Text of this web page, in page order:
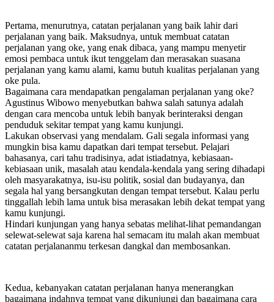
Pertama, menurutnya, catatan perjalanan yang baik lahir dari
perjalanan yang baik. Maksudnya, untuk membuat catatan
perjalanan yang oke, yang enak dibaca, yang mampu menyetir
emosi pembaca untuk ikut tenggelam dan merasakan suasana
perjalanan yang kamu alami, kamu butuh kualitas perjalanan yang
oke pula.
Bagaimana cara mendapatkan pengalaman perjalanan yang oke?
Agustinus Wibowo menyebutkan bahwa salah satunya adalah
dengan cara mencoba untuk lebih banyak berinteraksi dengan
penduduk sekitar tempat yang kamu kunjungi.
Lakukan observasi yang mendalam. Gali segala informasi yang
mungkin bisa kamu dapatkan dari tempat tersebut. Pelajari
bahasanya, cari tahu tradisinya, adat istiadatnya, kebiasaan-
kebiasaan unik, masalah atau kendala-kendala yang sering dihadapi
oleh masyarakatnya, isu-isu politik, sosial dan budayanya, dan
segala hal yang bersangkutan dengan tempat tersebut. Kalau perlu
tinggallah lebih lama untuk bisa merasakan lebih dekat tempat yang
kamu kunjungi.
Hindari kunjungan yang hanya sebatas melihat-lihat pemandangan
selewat-selewat saja karena hal semacam itu malah akan membuat
catatan perjalananmu terkesan dangkal dan membosankan.
Kedua, kebanyakan catatan perjalanan hanya menerangkan
bagaimana indahnya tempat yang dikunjungi dan bagaimana cara